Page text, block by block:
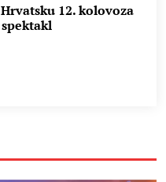
12. kolovoza